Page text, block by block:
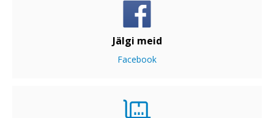
Jälgi meid
Facebook